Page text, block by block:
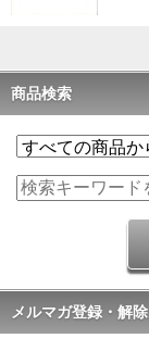
商品検索
メルマガ登録・解除